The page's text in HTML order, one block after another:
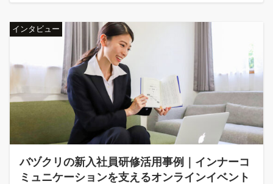
インタビュー
バヅクリの新入社員研修活用事例｜インナーコ
ミュニケーションを支えるオンラインイベント